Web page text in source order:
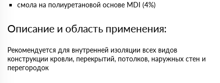
смола на полиуретановой основе MDI (4%)
Описание и область применения:
Рекомендуется для внутренней изоляции всех видов
конструкции кровли, перекрытий, потолков, наружных стен и
перегородок